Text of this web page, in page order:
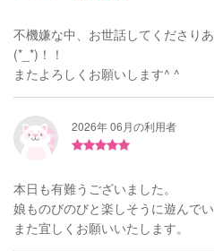
不機嫌な中、お世話してくださり
(*_*)！！
またよろしくお願いします^ ^
2026年 06月の利用者
本日も有難うございました。
娘ものびのびと楽しそうに遊んでい
また宜しくお願いいたします。